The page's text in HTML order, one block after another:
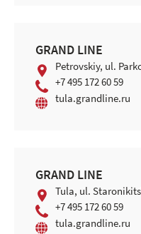
GRAND LINE
Petrovskiy, ul.
+7 495 172 60 59
tula.grandline.ru
GRAND LINE
Tula, ul.
+7 495 172 60 59
tula.grandline.ru